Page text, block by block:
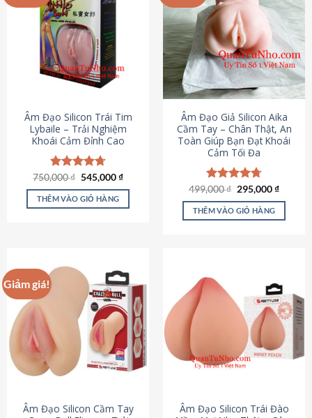
Âm Đạo Silicon Trái Tim
Lybaile – Trải Nghiệm
Khoái Cảm Đỉnh Cao
Được xếp
hạng4.70
5 sao
750,000₫ Giá
là:
750,000 ₫.
545,000₫Giá
tại
545,000 ₫.
THÊM VÀO GIỎ HÀNG
Âm Đạo Giả Silicon Aika
Cầm Tay – Chân Thật, An
Toàn Giúp Bạn Đạt Khoái
Cảm Tối Đa
Được xếp
hạng4.75
5 sao
499,000₫ Giá
là:
499,000 ₫.
295,000₫Giá
tại
THÊM VÀO GIỎ HÀNG
Giảm giá!
Âm Đạo Silicon Cầm Tay
Âm Đạo Silicon Trái Đào